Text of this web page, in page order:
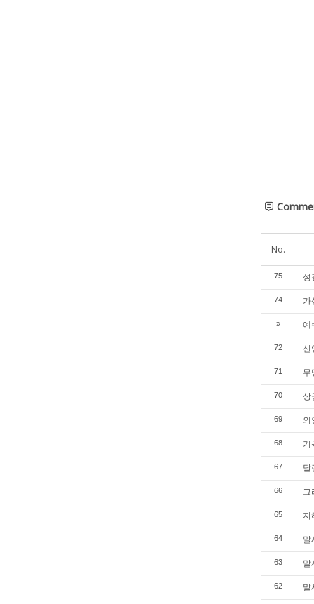
No.
75
74 가
» 예
72
71
70 상
69
68 기
67
66 그
65 지
64
63 말
62 말